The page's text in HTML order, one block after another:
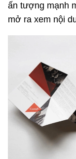
ấn tượng mạnh
mở ra xem nội